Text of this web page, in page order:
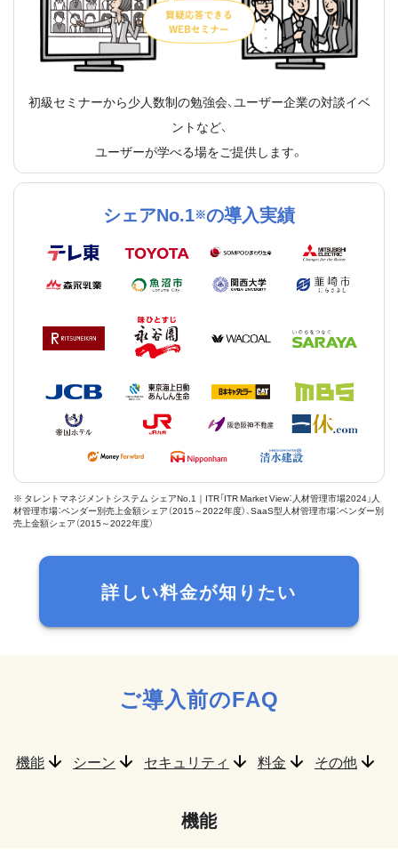
初級セミナーから少人数制の勉強会、ユーザー企業の対談イベ
ントなど、
ユーザーが学べる場をご提供します。
シェアNo.1※の導入実績
※ タレントマネジメントシステム シェアNo.1｜ITR「ITR Market View：人材管理市場2024」人
材管理市場：ベンダー別売上金額シェア（2015～2022年度）、SaaS型人材管理市場：ベンダー別
売上金額シェア（2015～2022年度）
詳しい料金が知りたい
ご導入前のFAQ
機能 シーン セキュリティ 料金 その他
機能